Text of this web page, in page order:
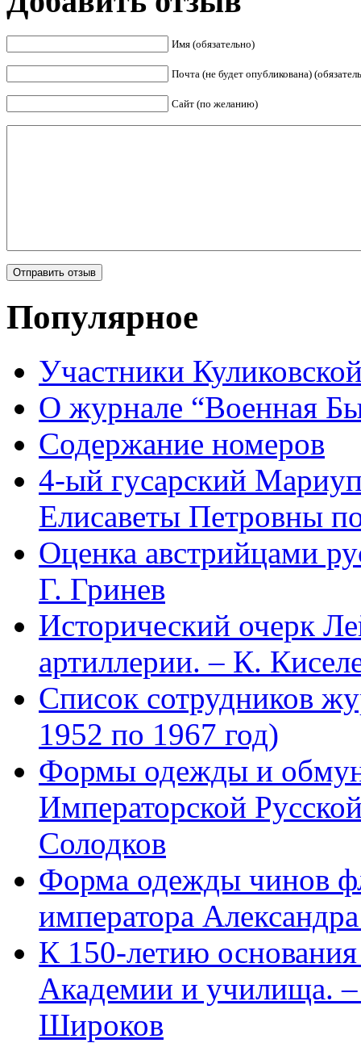
Имя (обязательно)
Почта (не будет опубликована)
Сайт (по желанию)
Популярное
Участники
О журнале “Военная
Содержание номеров
4-ый гусарский
Елисаветы Петровны
Оценка австрийцами
Г. Гринев
Исторический очерк
артиллерии. – К.
Список сотрудников
1952 по 1967 год)
Формы одежды и
Императорской
Солодков
Форма одежды чинов
императора
К 150-летию
Академии и училища.
Широков